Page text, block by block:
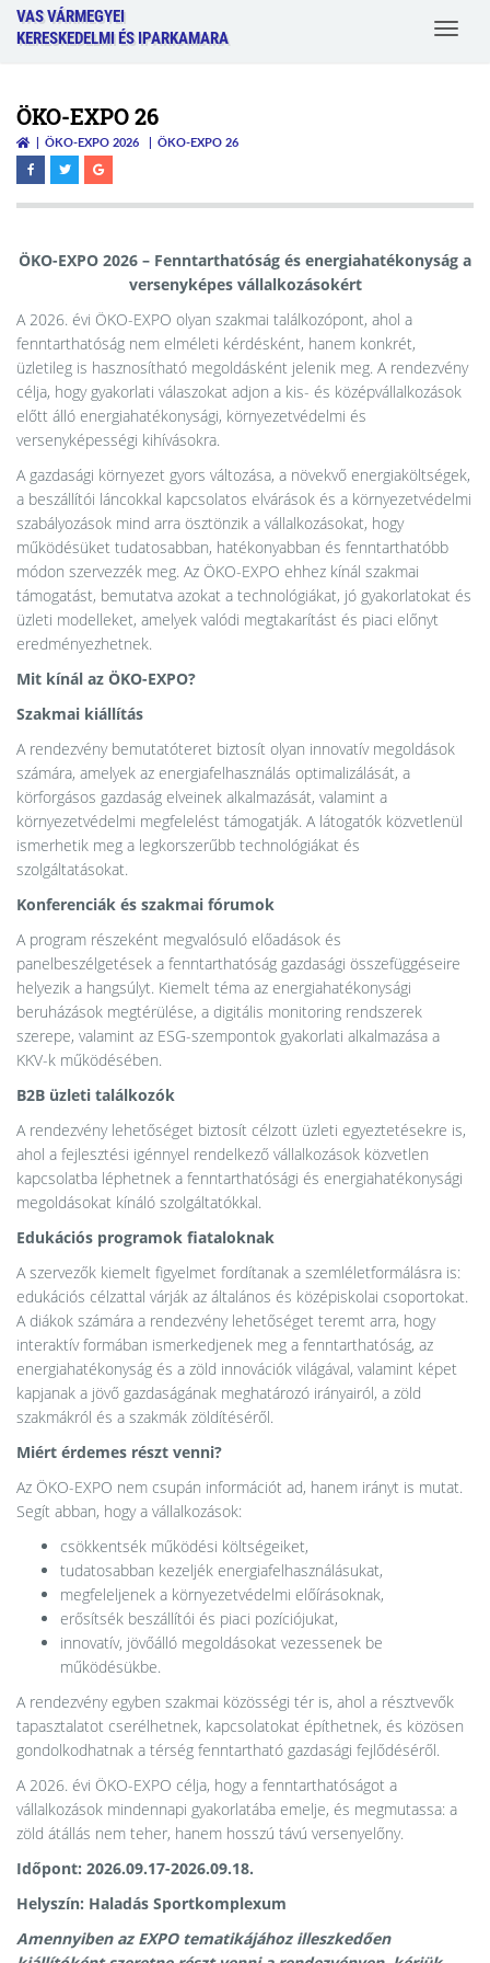
VAS VÁRMEGYEI
KERESKEDELMI ÉS IPARKAMARA
Toggle
ÖKO-EXPO 26
ÖKO-EXPO 2026 ÖKO-EXPO 26
ÖKO-EXPO 2026 – Fenntarthatóság és energiahatékonyság a
versenyképes vállalkozásokért
A 2026. évi ÖKO-EXPO olyan szakmai találkozópont, ahol a
fenntarthatóság nem elméleti kérdésként, hanem konkrét,
üzletileg is hasznosítható megoldásként jelenik meg. A rendezvény
célja, hogy gyakorlati válaszokat adjon a kis- és középvállalkozások
előtt álló energiahatékonysági, környezetvédelmi és
versenyképességi kihívásokra.
A gazdasági környezet gyors változása, a növekvő energiaköltségek,
a beszállítói láncokkal kapcsolatos elvárások és a környezetvédelmi
szabályozások mind arra ösztönzik a vállalkozásokat, hogy
működésüket tudatosabban, hatékonyabban és fenntarthatóbb
módon szervezzék meg. Az ÖKO-EXPO ehhez kínál szakmai
támogatást, bemutatva azokat a technológiákat, jó gyakorlatokat és
üzleti modelleket, amelyek valódi megtakarítást és piaci előnyt
eredményezhetnek.
Mit kínál az ÖKO-EXPO?
Szakmai kiállítás
A rendezvény bemutatóteret biztosít olyan innovatív megoldások
számára, amelyek az energiafelhasználás optimalizálását, a
körforgásos gazdaság elveinek alkalmazását, valamint a
környezetvédelmi megfelelést támogatják. A látogatók közvetlenül
ismerhetik meg a legkorszerűbb technológiákat és
szolgáltatásokat.
Konferenciák és szakmai fórumok
A program részeként megvalósuló előadások és
panelbeszélgetések a fenntarthatóság gazdasági összefüggéseire
helyezik a hangsúlyt. Kiemelt téma az energiahatékonysági
beruházások megtérülése, a digitális monitoring rendszerek
szerepe, valamint az ESG-szempontok gyakorlati alkalmazása a
KKV-k működésében.
B2B üzleti találkozók
A rendezvény lehetőséget biztosít célzott üzleti egyeztetésekre is,
ahol a fejlesztési igénnyel rendelkező vállalkozások közvetlen
kapcsolatba léphetnek a fenntarthatósági és energiahatékonysági
megoldásokat kínáló szolgáltatókkal.
Edukációs programok fiataloknak
A szervezők kiemelt figyelmet fordítanak a szemléletformálásra is:
edukációs célzattal várják az általános és középiskolai csoportokat.
A diákok számára a rendezvény lehetőséget teremt arra, hogy
interaktív formában ismerkedjenek meg a fenntarthatóság, az
energiahatékonyság és a zöld innovációk világával, valamint képet
kapjanak a jövő gazdaságának meghatározó irányairól, a zöld
szakmákról és a szakmák zöldítéséről.
Miért érdemes részt venni?
Az ÖKO-EXPO nem csupán információt ad, hanem irányt is mutat.
Segít abban, hogy a vállalkozások:
csökkentsék működési költségeiket,
tudatosabban kezeljék energiafelhasználásukat,
megfeleljenek a környezetvédelmi előírásoknak,
erősítsék beszállítói és piaci pozíciójukat,
innovatív, jövőálló megoldásokat vezessenek be
működésükbe.
A rendezvény egyben szakmai közösségi tér is, ahol a résztvevők
tapasztalatot cserélhetnek, kapcsolatokat építhetnek, és közösen
gondolkodhatnak a térség fenntartható gazdasági fejlődéséről.
A 2026. évi ÖKO-EXPO célja, hogy a fenntarthatóságot a
vállalkozások mindennapi gyakorlatába emelje, és megmutassa: a
zöld átállás nem teher, hanem hosszú távú versenyelőny.
Időpont: 2026.09.17-2026.09.18.
Helyszín: Haladás Sportkomplexum
Amennyiben az EXPO tematikájához illeszkedően